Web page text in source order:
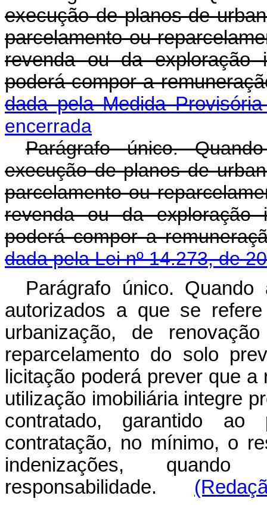
execução de planos de
parcelamento ou
revenda ou da exploração
poderá compor a
dada pela Medida
encerrada
Parágrafo único.
execução de planos de
parcelamento ou
revenda ou da exploração
poderá compor a
dada pela Lei nº 14.273, de
Parágrafo único.
autorizados a que se
urbanização, de
reparcelamento do solo
licitação poderá prever que
utilização imobiliária integre
contratado, garantido ao
contratação, no mínimo, o
indenizações,
responsabilidade.